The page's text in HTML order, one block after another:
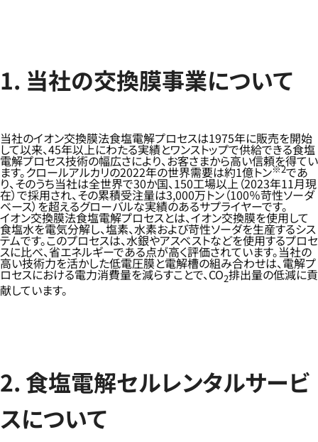
1. 当社の交換膜事業について
当社のイオン交換膜法食塩電解プロセスは1975年に販売を開始
して以来、45年以上にわたる実績とワンストップで供給できる食塩
電解プロセス技術の幅広さにより、お客さまから高い信頼を得てい
ます。クロールアルカリの2022年の世界需要は約1億トン※2であ
り、そのうち当社は全世界で30か国、150工場以上（2023年11月現
在）で採用され、その累積受注量は3,000万トン（100％苛性ソーダ
ベース）を超えるグローバルな実績のあるサプライヤーです。
イオン交換膜法食塩電解プロセスとは、イオン交換膜を使用して
食塩水を電気分解し、塩素、水素および苛性ソーダを生産するシス
テムです。このプロセスは、水銀やアスベストなどを使用するプロセ
スに比べ、省エネルギーである点が高く評価されています。当社の
高い技術力を活かした低電圧膜と電解槽の組み合わせは、電解プ
ロセスにおける電力消費量を減らすことで、CO2排出量の低減に貢
献しています。
2. 食塩電解セルレンタルサービ
スについて